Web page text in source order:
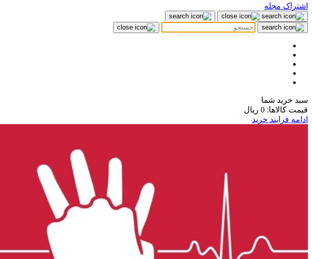
اشتراک مجله
سبد خرید شما
قیمت کالاها: 0 ریال
ادامه فرایند خرید